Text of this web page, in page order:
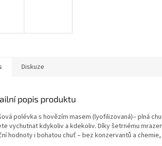
Diskuze
popis produktu
polévka s hovězím masem (lyofilizovaná)– plná
vychutnat kdykoliv a kdekoliv. Díky šetrnému
hodnoty i bohatou chuť – bez konzervantů a